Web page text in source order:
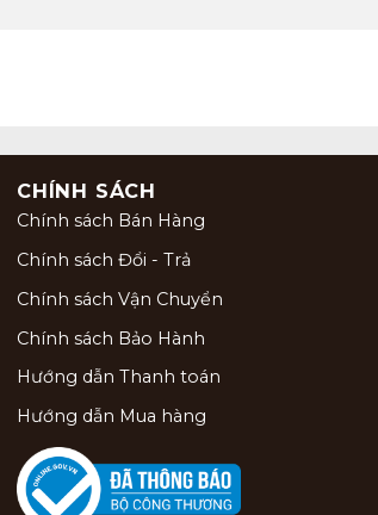
CHÍNH SÁCH
Chính sách Bán Hàng
Chính sách Đổi - Trả
Chính sách Vận Chuyển
Chính sách Bảo Hành
Hướng dẫn Thanh toán
Hướng dẫn Mua hàng